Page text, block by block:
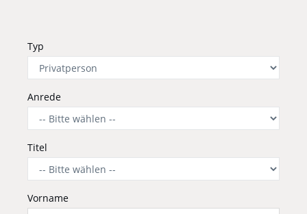
Typ
Anrede
Titel
Vorname